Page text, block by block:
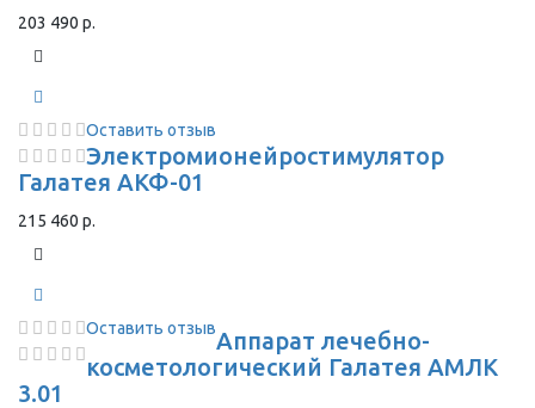
203 490 р.
Оставить отзыв
Электромионейростимулятор
Галатея АКФ-01
215 460 р.
Оставить отзывАппарат лечебно-
косметологический Галатея АМЛК
3.01